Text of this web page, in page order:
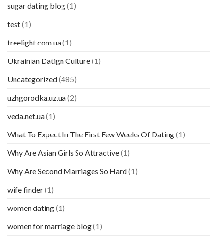
sugar dating blog(1)
test(1)
treelight.com.ua(1)
Ukrainian Datign Culture(1)
Uncategorized(485)
uzhgorodka.uz.ua(2)
veda.net.ua(1)
What To Expect In The First Few Weeks Of Dating(1)
Why Are Asian Girls So Attractive(1)
Why Are Second Marriages So Hard(1)
wife finder(1)
women dating(1)
women for marriage blog(1)